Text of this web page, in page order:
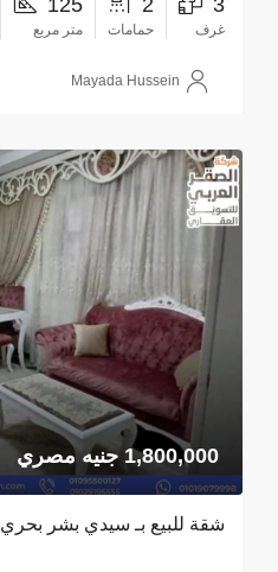
غرف حمامات متر مربع
Mayada Hussein
1,800,000 جنيه مصري
شقة للبيع بـ سيدي بشر بحري